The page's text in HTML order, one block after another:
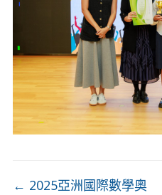
← 2025亞洲國際數學奧